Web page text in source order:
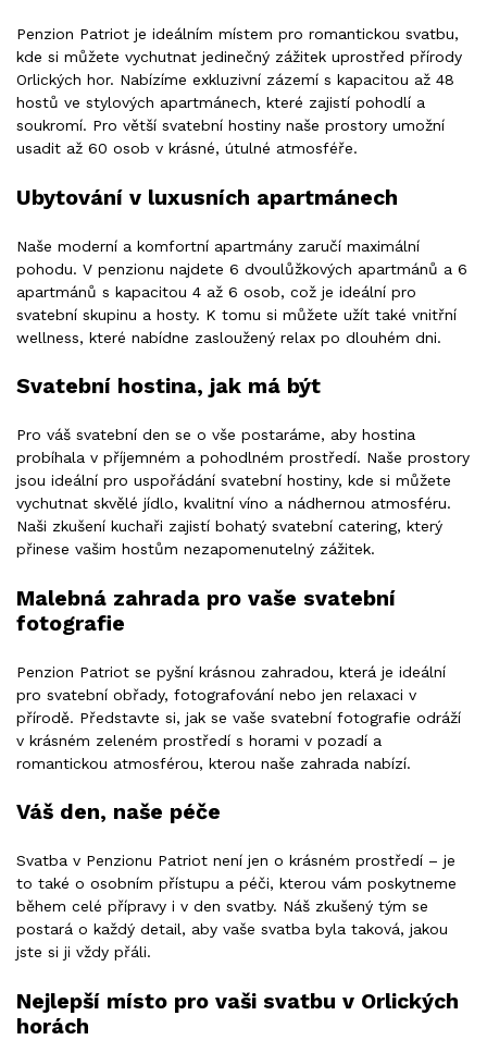
Penzion Patriot je ideálním místem pro romantickou svatbu,
kde si můžete vychutnat jedinečný zážitek uprostřed přírody
Orlických hor. Nabízíme exkluzivní zázemí s kapacitou až 48
hostů ve stylových apartmánech, které zajistí pohodlí a
soukromí. Pro větší svatební hostiny naše prostory umožní
usadit až 60 osob v krásné, útulné atmosféře.
Ubytování v luxusních apartmánech
Naše moderní a komfortní apartmány zaručí maximální
pohodu. V penzionu najdete 6 dvoulůžkových apartmánů a 6
apartmánů s kapacitou 4 až 6 osob, což je ideální pro
svatební skupinu a hosty. K tomu si můžete užít také vnitřní
wellness, které nabídne zasloužený relax po dlouhém dni.
Svatební hostina, jak má být
Pro váš svatební den se o vše postaráme, aby hostina
probíhala v příjemném a pohodlném prostředí. Naše prostory
jsou ideální pro uspořádání svatební hostiny, kde si můžete
vychutnat skvělé jídlo, kvalitní víno a nádhernou atmosféru.
Naši zkušení kuchaři zajistí bohatý svatební catering, který
přinese vašim hostům nezapomenutelný zážitek.
Malebná zahrada pro vaše svatební
fotografie
Penzion Patriot se pyšní krásnou zahradou, která je ideální
pro svatební obřady, fotografování nebo jen relaxaci v
přírodě. Představte si, jak se vaše svatební fotografie odráží
v krásném zeleném prostředí s horami v pozadí a
romantickou atmosférou, kterou naše zahrada nabízí.
Váš den, naše péče
Svatba v Penzionu Patriot není jen o krásném prostředí – je
to také o osobním přístupu a péči, kterou vám poskytneme
během celé přípravy i v den svatby. Náš zkušený tým se
postará o každý detail, aby vaše svatba byla taková, jakou
jste si ji vždy přáli.
Nejlepší místo pro vaši svatbu v Orlických
horách